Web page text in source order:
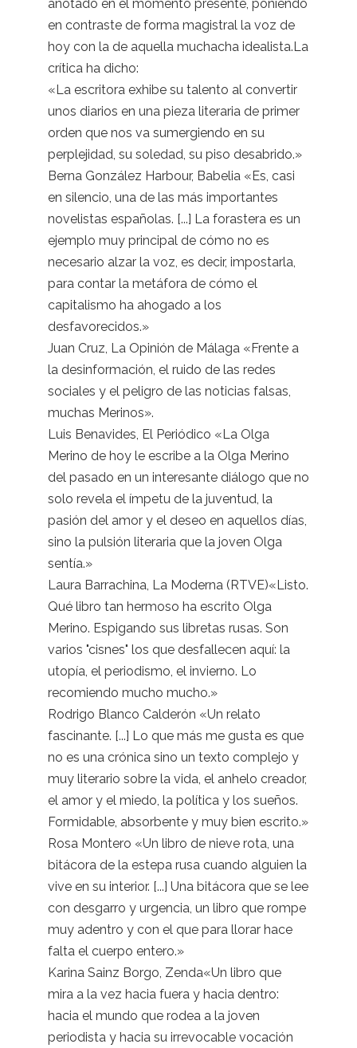
anotado en el momento presente, poniendo
en contraste de forma magistral la voz de
hoy con la de aquella muchacha idealista.La
crítica ha dicho:
«La escritora exhibe su talento al convertir
unos diarios en una pieza literaria de primer
orden que nos va sumergiendo en su
perplejidad, su soledad, su piso desabrido.»
Berna González Harbour, Babelia «Es, casi
en silencio, una de las más importantes
novelistas españolas. [...] La forastera es un
ejemplo muy principal de cómo no es
necesario alzar la voz, es decir, impostarla,
para contar la metáfora de cómo el
capitalismo ha ahogado a los
desfavorecidos.»
Juan Cruz, La Opinión de Málaga «Frente a
la desinformación, el ruido de las redes
sociales y el peligro de las noticias falsas,
muchas Merinos».
Luis Benavides, El Periódico «La Olga
Merino de hoy le escribe a la Olga Merino
del pasado en un interesante diálogo que no
solo revela el ímpetu de la juventud, la
pasión del amor y el deseo en aquellos días,
sino la pulsión literaria que la joven Olga
sentía.»
Laura Barrachina, La Moderna (RTVE)«Listo.
Qué libro tan hermoso ha escrito Olga
Merino. Espigando sus libretas rusas. Son
varios "cisnes" los que desfallecen aquí: la
utopía, el periodismo, el invierno. Lo
recomiendo mucho mucho.»
Rodrigo Blanco Calderón «Un relato
fascinante. [...] Lo que más me gusta es que
no es una crónica sino un texto complejo y
muy literario sobre la vida, el anhelo creador,
el amor y el miedo, la política y los sueños.
Formidable, absorbente y muy bien escrito.»
Rosa Montero «Un libro de nieve rota, una
bitácora de la estepa rusa cuando alguien la
vive en su interior. [...] Una bitácora que se lee
con desgarro y urgencia, un libro que rompe
muy adentro y con el que para llorar hace
falta el cuerpo entero.»
Karina Sainz Borgo, Zenda«Un libro que
mira a la vez hacia fuera y hacia dentro:
hacia el mundo que rodea a la joven
periodista y hacia su irrevocable vocación